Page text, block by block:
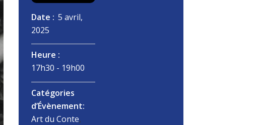
Date : 5 avril,
2025
Heure :
17h30 - 19h00
Catégories
d’Évènement:
Art du Conte,